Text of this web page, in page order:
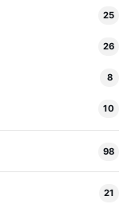
25
26
8
10
98
21